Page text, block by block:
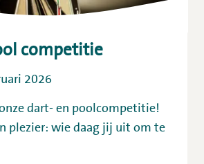
competitie
2026
dart- en poolcompetitie!
plezier: wie daag jij uit om te